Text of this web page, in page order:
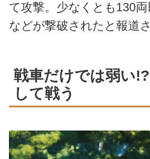
て攻撃。少なくとも130
などが撃破されたと報道
戦車だけでは弱い
して戦う